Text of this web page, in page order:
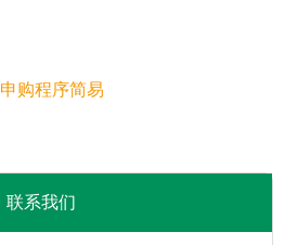
申购程序简易
联系我们